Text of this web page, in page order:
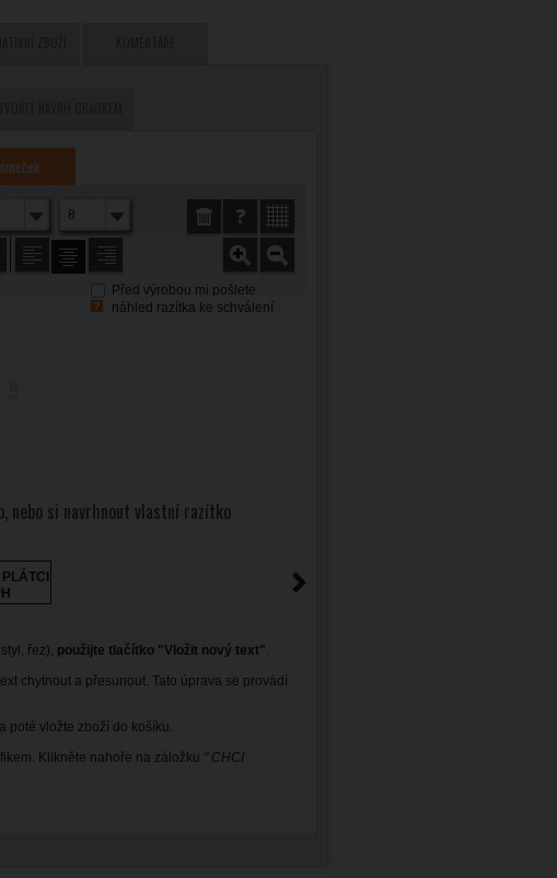
8
Před výrobou mi pošlete
náhled razítka ke schválení
nebo si navrhnout vlastní razítko
řez), použijte tlačítko "Vložit nový text".
chytnout a přesunout. Tato úprava se provádí
a poté vložte zboží do košíku.
Klikněte nahoře na záložku " CHCI